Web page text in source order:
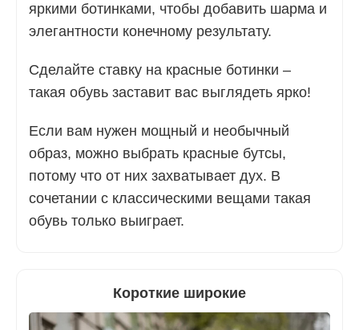
яркими ботинками, чтобы добавить шарма и
элегантности конечному результату.
Сделайте ставку на красные ботинки –
такая обувь заставит вас выглядеть ярко!
Если вам нужен мощный и необычный
образ, можно выбрать красные бутсы,
потому что от них захватывает дух. В
сочетании с классическими вещами такая
обувь только выиграет.
Короткие широкие